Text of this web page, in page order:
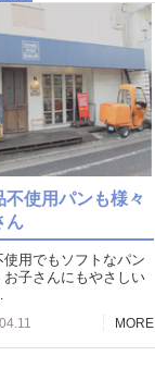
不使用パンも様々
ん
使用でもソフトなパン
お子さんにもやさしい
MORE